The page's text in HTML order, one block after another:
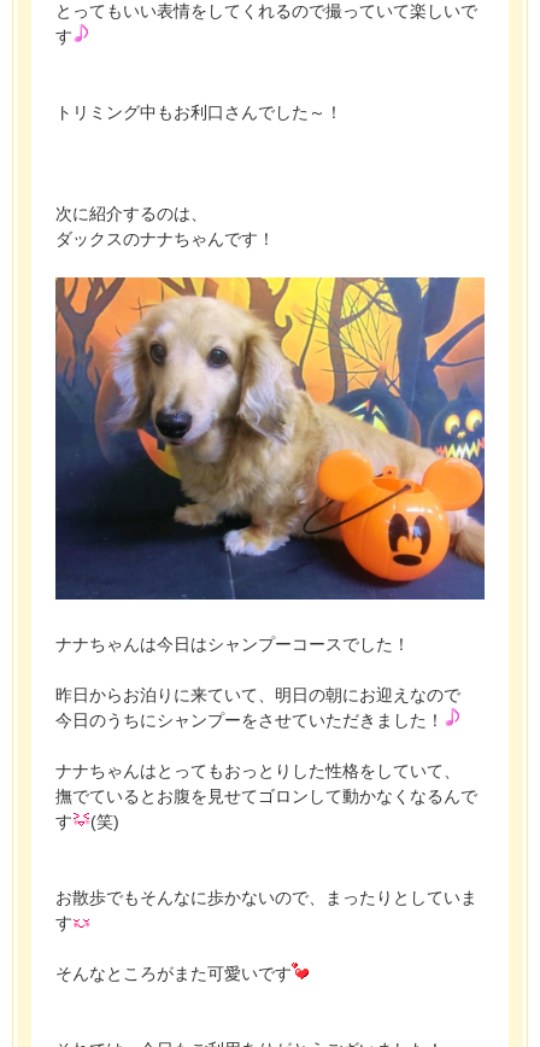
とってもいい表情をしてくれるので撮っていて楽しいで
す
トリミング中もお利口さんでした～！
次に紹介するのは、
ダックスのナナちゃんです！
ナナちゃんは今日はシャンプーコースでした！
昨日からお泊りに来ていて、明日の朝にお迎えなので
今日のうちにシャンプーをさせていただきました！
ナナちゃんはとってもおっとりした性格をしていて、
撫でているとお腹を見せてゴロンして動かなくなるんで
す
(笑)
お散歩でもそんなに歩かないので、まったりとしていま
す
そんなところがまた可愛いです